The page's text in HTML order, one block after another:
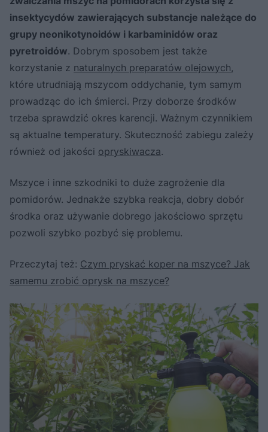
insektycydów zawierających substancje należące do
grupy neonikotynoidów i karbaminidów oraz
pyretroidów. Dobrym sposobem jest także
korzystanie z naturalnych preparatów olejowych,
które utrudniają mszycom oddychanie, tym samym
prowadząc do ich śmierci. Przy doborze środków
trzeba sprawdzić okres karencji. Ważnym czynnikiem
są aktualne temperatury. Skuteczność zabiegu zależy
również od jakości opryskiwacza.
Mszyce i inne szkodniki to duże zagrożenie dla
pomidorów. Jednakże szybka reakcja, dobry dobór
środka oraz używanie dobrego jakościowo sprzętu
pozwoli szybko pozbyć się problemu.
Przeczytaj też: Czym pryskać koper na mszyce? Jak
samemu zrobić oprysk na mszyce?